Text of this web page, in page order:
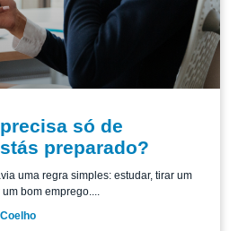
só de
preparado?
uma regra simples: estudar, tirar um
bom emprego....